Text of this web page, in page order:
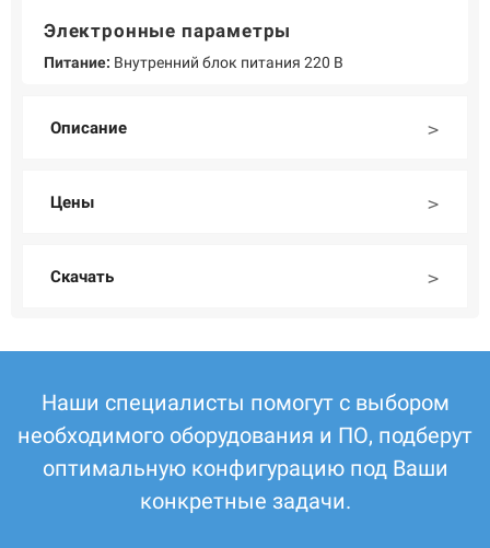
Электронные параметры
Питание: Внутренний блок питания 220 В
Описание
Цены
Скачать
Наши специалисты помогут с выбором
необходимого оборудования и ПО, подберут
оптимальную конфигурацию под Ваши
конкретные задачи.